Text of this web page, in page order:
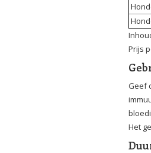
Prijs
Geef
Het